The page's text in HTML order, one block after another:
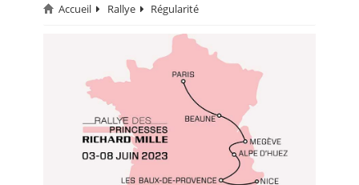
CIRCUIT
MONTAGNE
EVÈNEMENTS
CALENDRIER
Accueil Rallye Régularité